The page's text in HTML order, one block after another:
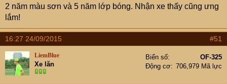
2 năm màu sơn và 5 năm lớp bóng. Nhận xe thấy cũng ưng
lắm!
16:27 24/09/2015 #51
LiemBlue
Xe lăn
Biển số
OF-325
Động cơ
706,979 Mã lực